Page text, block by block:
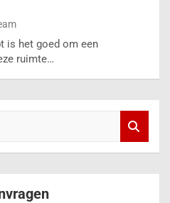
is het goed om een
ruimte…